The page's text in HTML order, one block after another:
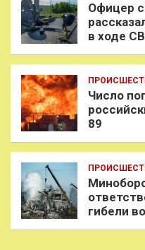
Офицер
в ходе
Число
89
гибели